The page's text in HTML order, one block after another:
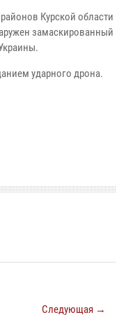
Курской области
замаскированный
ударного дрона.
Следующая →